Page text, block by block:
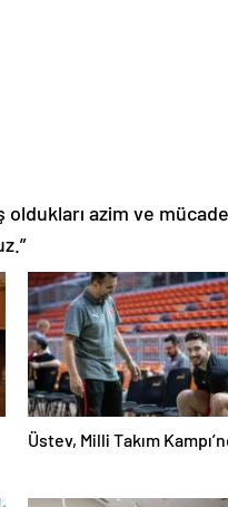
oldukları azim ve
Üstev, Milli Takım